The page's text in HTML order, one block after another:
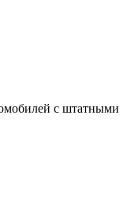
с штатными